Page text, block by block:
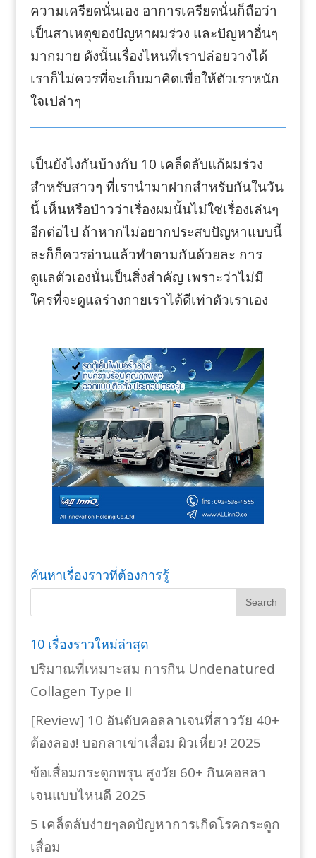
ความเครียดนั่นเอง อาการเครียดนั่นก็ถือว่า
เป็นสาเหตุของปัญหาผมร่วง และปัญหาอื่นๆ
มากมาย ดังนั้นเรื่องไหนที่เราปล่อยวางได้
เราก็ไม่ควรที่จะเก็บมาคิดเพื่อให้ตัวเราหนัก
ใจเปล่าๆ
เป็นยังไงกันบ้างกับ 10 เคล็ดลับแก้ผมร่วง
สำหรับสาวๆ ที่เรานำมาฝากสำหรับกันในวัน
นี้ เห็นหรือป่าวว่าเรื่องผมนั้นไม่ใช่เรื่องเล่นๆ
อีกต่อไป ถ้าหากไม่อยากประสบปัญหาแบบนี้
ละก็ก็ควรอ่านแล้วทำตามกันด้วยละ การ
ดูแลตัวเองนั่นเป็นสิ่งสำคัญ เพราะว่าไม่มี
ใครที่จะดูแลร่างกายเราได้ดีเท่าตัวเราเอง
ค้นหาเรื่องราวที่ต้องการรู้
10 เรื่องราวใหม่ล่าสุด
ปริมาณที่เหมาะสม การกิน Undenatured
Collagen Type II
[Review] 10 อันดับคอลลาเจนที่สาววัย 40+
ต้องลอง! บอกลาเข่าเสื่อม ผิวเหี่ยว! 2025
ข้อเสื่อมกระดูกพรุน สูงวัย 60+ กินคอลลา
เจนแบบไหนดี 2025
5 เคล็ดลับง่ายๆลดปัญหาการเกิดโรคกระดูก
เสื่อม